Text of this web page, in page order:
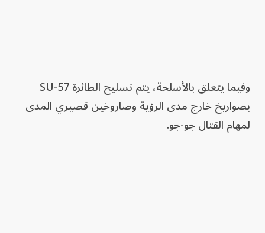
وفيما يتعلق بالأسلحة، يتم تسليح الطائرة SU-57
بصواريخ خارج مدى الرؤية وصاروخين قصيري المدى
لمهام القتال جو-جو.